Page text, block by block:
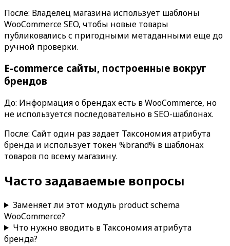
После: Владелец магазина использует шаблоны
WooCommerce SEO, чтобы новые товары
публиковались с пригодными метаданными еще до
ручной проверки.
E-commerce сайты, построенные вокруг
брендов
До: Информация о брендах есть в WooCommerce, но
не используется последовательно в SEO-шаблонах.
После: Сайт один раз задает Таксономия атрибута
бренда и использует токен %brand% в шаблонах
товаров по всему магазину.
Часто задаваемые вопросы
Заменяет ли этот модуль product schema
WooCommerce?
Что нужно вводить в Таксономия атрибута
бренда?